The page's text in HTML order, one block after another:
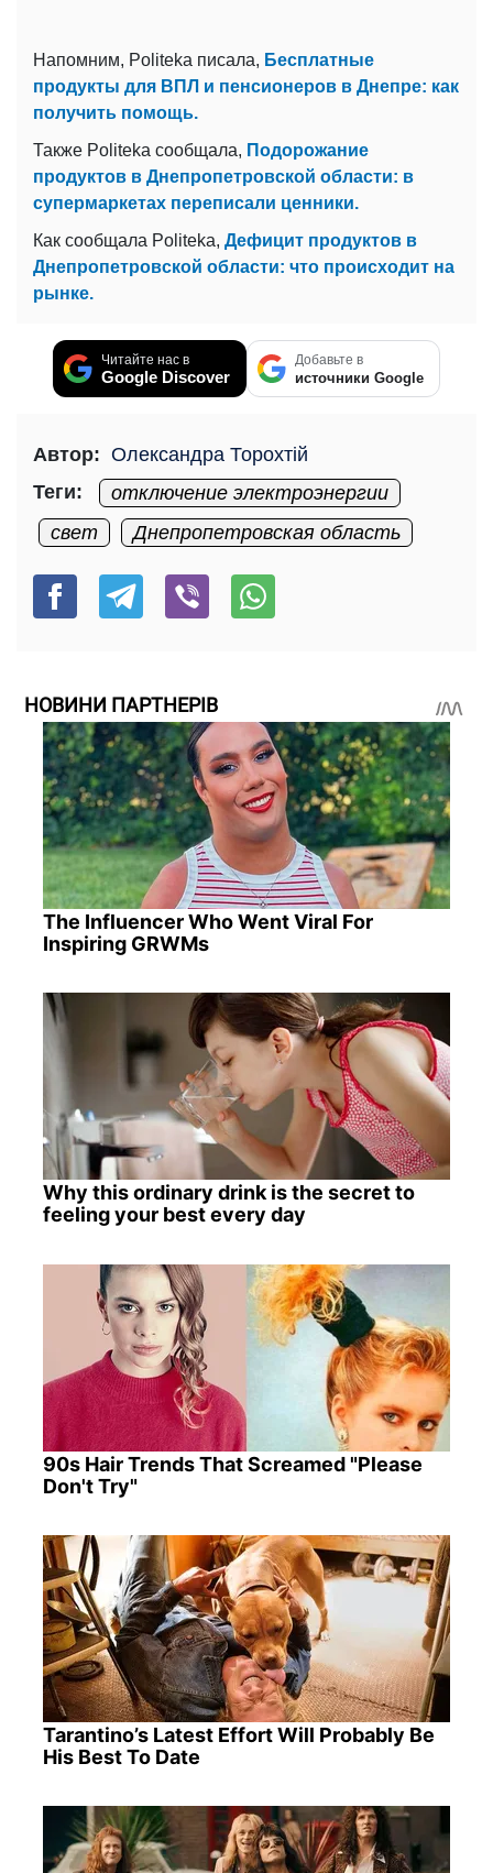
Напомним, Politeka писала, Бесплатные
продукты для ВПЛ и пенсионеров в Днепре: как
получить помощь.
Также Politeka сообщала, Подорожание
продуктов в Днепропетровской области: в
супермаркетах переписали ценники.
Как сообщала Politeka, Дефицит продуктов в
Днепропетровской области: что происходит на
рынке.
Читайте нас в
Google Discover
Добавьте в
источники Google
Автор: Олександра Торохтій
Теги:
отключение электроэнергии
свет
Днепропетровская область
НОВИНИ ПАРТНЕРІВ
The Influencer Who Went Viral For
Inspiring GRWMs
Why this ordinary drink is the secret to
feeling your best every day
90s Hair Trends That Screamed "Please
Don't Try"
Tarantino’s Latest Effort Will Probably Be
His Best To Date